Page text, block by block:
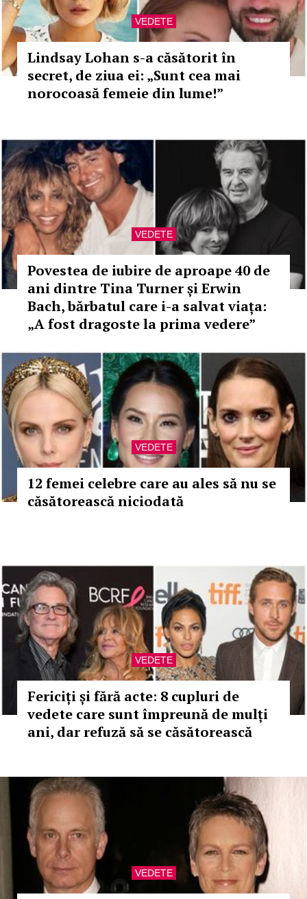
VEDETE
Lindsay Lohan s-a căsătorit în
secret, de ziua ei: „Sunt cea mai
norocoasă femeie din lume!”
VEDETE
Povestea de iubire de aproape 40 de
ani dintre Tina Turner și Erwin
Bach, bărbatul care i-a salvat viața:
„A fost dragoste la prima vedere”
VEDETE
12 femei celebre care au ales să nu se
căsătorească niciodată
VEDETE
Fericiți și fără acte: 8 cupluri de
vedete care sunt împreună de mulți
ani, dar refuză să se căsătorească
VEDETE